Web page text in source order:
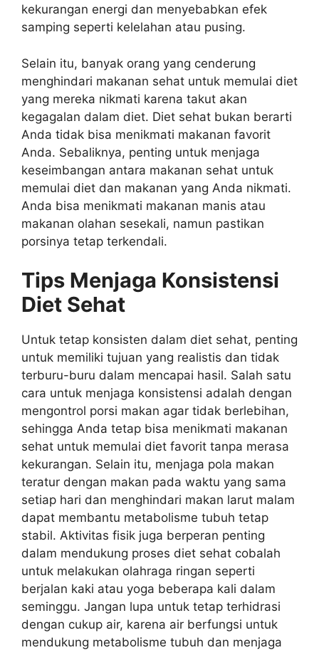
kekurangan energi dan menyebabkan efek
samping seperti kelelahan atau pusing.
Selain itu, banyak orang yang cenderung
menghindari makanan sehat untuk memulai diet
yang mereka nikmati karena takut akan
kegagalan dalam diet. Diet sehat bukan berarti
Anda tidak bisa menikmati makanan favorit
Anda. Sebaliknya, penting untuk menjaga
keseimbangan antara makanan sehat untuk
memulai diet dan makanan yang Anda nikmati.
Anda bisa menikmati makanan manis atau
makanan olahan sesekali, namun pastikan
porsinya tetap terkendali.
Tips Menjaga Konsistensi
Diet Sehat
Untuk tetap konsisten dalam diet sehat, penting
untuk memiliki tujuan yang realistis dan tidak
terburu-buru dalam mencapai hasil. Salah satu
cara untuk menjaga konsistensi adalah dengan
mengontrol porsi makan agar tidak berlebihan,
sehingga Anda tetap bisa menikmati makanan
sehat untuk memulai diet favorit tanpa merasa
kekurangan. Selain itu, menjaga pola makan
teratur dengan makan pada waktu yang sama
setiap hari dan menghindari makan larut malam
dapat membantu metabolisme tubuh tetap
stabil. Aktivitas fisik juga berperan penting
dalam mendukung proses diet sehat cobalah
untuk melakukan olahraga ringan seperti
berjalan kaki atau yoga beberapa kali dalam
seminggu. Jangan lupa untuk tetap terhidrasi
dengan cukup air, karena air berfungsi untuk
mendukung metabolisme tubuh dan menjaga